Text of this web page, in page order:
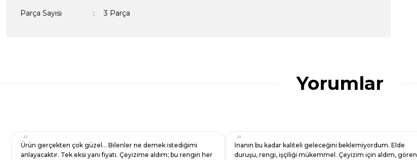
Parça Sayısı : 3 Parça
Bu ürüne benzer farklı alternatifler olmalı.
Yorumlar
Ürün gerçekten çok güzel… Bilenler ne demek istediğimi
anlayacaktır. Tek eksi yanı fiyatı. Çeyizime aldım; bu rengin her
İnanın bu kadar kaliteli geleceğini beklemiyordum. Elde
duruşu, rengi, işçiliği mükemmel. Çeyizim için aldım, gören